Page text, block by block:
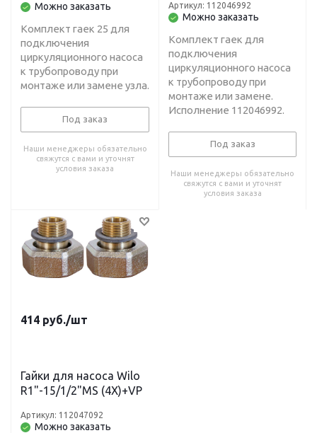
Можно заказать
Комплект гаек 25 для
подключения
циркуляционного насоса
к трубопроводу при
монтаже или замене узла.
Под заказ
Наши менеджеры обязательно
свяжутся с вами и уточнят
условия заказа
Можно заказать
Артикул: 112046992
Комплект гаек для
подключения
циркуляционного насоса
к трубопроводу при
монтаже или замене.
Исполнение 112046992.
Под заказ
Наши менеджеры обязательно
свяжутся с вами и уточнят
условия заказа
414 руб./шт
Гайки для насоса Wilo
R1"-15/1/2"MS (4X)+VP
Можно заказать
Артикул: 112047092